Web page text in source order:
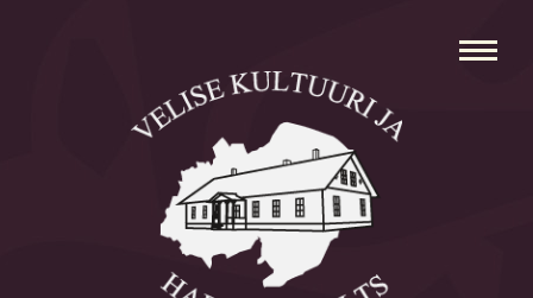
Avaleht
Aleksei Parnabas
Sillaotsa Talumuuseum